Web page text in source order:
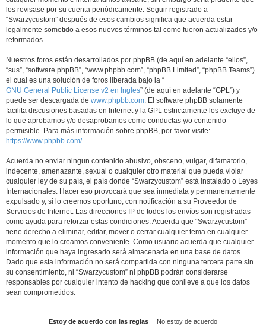
los revisase por su cuenta periódicamente. Seguir registrado a
“Swarzycustom” después de esos cambios significa que acuerda estar
legalmente sometido a esos nuevos términos tal como fueron actualizados y/o
reformados.
Nuestros foros están desarrollados por phpBB (de aquí en adelante “ellos”,
“sus”, “software phpBB”, “www.phpbb.com”, “phpBB Limited”, “phpBB Teams”)
el cual es una solución de foros liberada bajo la “
GNU General Public License v2 en Ingles” (de aquí en adelante “GPL”) y
puede ser descargada de www.phpbb.com. El software phpBB solamente
facilita discusiones basadas en Internet y la GPL estrictamente los excluye de
lo que aprobamos y/o desaprobamos como conductas y/o contenido
permisible. Para más información sobre phpBB, por favor visite:
https://www.phpbb.com/.
Acuerda no enviar ningun contenido abusivo, obsceno, vulgar, difamatorio,
indecente, amenazante, sexual o cualquier otro material que pueda violar
cualquier ley de su país, el país donde “Swarzycustom” está instalado o Leyes
Internacionales. Hacer eso provocará que sea inmediata y permanentemente
expulsado y, si lo creemos oportuno, con notificación a su Proveedor de
Servicios de Internet. Las direcciones IP de todos los envíos son registradas
como ayuda para reforzar estas condiciones. Acuerda que “Swarzycustom”
tiene derecho a eliminar, editar, mover o cerrar cualquier tema en cualquier
momento que lo creamos conveniente. Como usuario acuerda que cualquier
información que haya ingresado será almacenada en una base de datos.
Dado que esta información no será compartida con ninguna tercera parte sin
su consentimiento, ni “Swarzycustom” ni phpBB podrán considerarse
responsables por cualquier intento de hacking que conlleve a que los datos
sean comprometidos.